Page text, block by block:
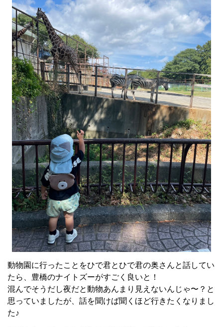
動物園に行ったことをひで君とひで君の奥さんと話してい
たら、豊橋のナイトズーがすごく良いと！
混んでそうだし夜だと動物あんまり見えないんじゃ〜？と
思っていましたが、話を聞けば聞くほど行きたくなりまし
た♪